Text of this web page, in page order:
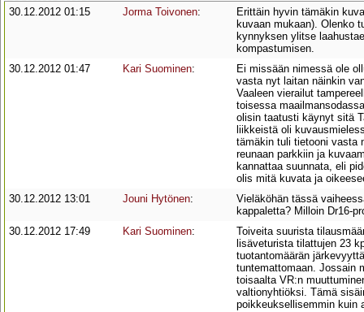
30.12.2012 01:15 Jorma Toivonen:
Erittäin hyvin tämäkin
kuvaan mukaan). Olenko
kynnyksen ylitse
kompastumisen.
30.12.2012 01:47
Kari Suominen:
Ei missään nimessä ole
vasta nyt laitan näinkin
Vaaleen vierailut
toisessa
olisin taatusti käynyt sitä
liikkeistä oli
tämäkin tuli tietooni vasta
reunaan parkkiin ja
kannattaa suunnata, eli
olis mitä kuvata ja
30.12.2012 13:01
Jouni Hytönen:
Vieläköhän tässä
kappaletta? Milloin Dr16-
30.12.2012 17:49
Kari Suominen:
Toiveita suurista
lisäveturista tilattujen 23
tuotantomäärän
tuntemattomaan. Jossain
toisaalta VR:n
valtionyhtiöksi. Tämä
poikkeuksellisemmin kuin